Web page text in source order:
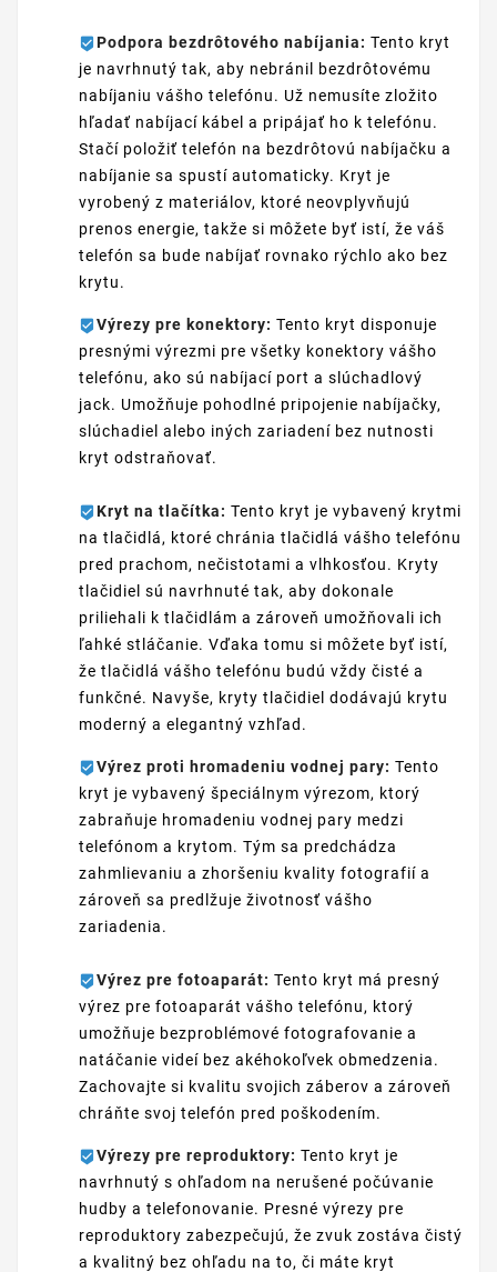
Podpora bezdrôtového nabíjania: Tento kryt
je navrhnutý tak, aby nebránil bezdrôtovému
nabíjaniu vášho telefónu. Už nemusíte zložito
hľadať nabíjací kábel a pripájať ho k telefónu.
Stačí položiť telefón na bezdrôtovú nabíjačku a
nabíjanie sa spustí automaticky. Kryt je
vyrobený z materiálov, ktoré neovplyvňujú
prenos energie, takže si môžete byť istí, že váš
telefón sa bude nabíjať rovnako rýchlo ako bez
krytu.
Výrezy pre konektory: Tento kryt disponuje
presnými výrezmi pre všetky konektory vášho
telefónu, ako sú nabíjací port a slúchadlový
jack. Umožňuje pohodlné pripojenie nabíjačky,
slúchadiel alebo iných zariadení bez nutnosti
kryt odstraňovať.
Kryt na tlačítka: Tento kryt je vybavený krytmi
na tlačidlá, ktoré chránia tlačidlá vášho telefónu
pred prachom, nečistotami a vlhkosťou. Kryty
tlačidiel sú navrhnuté tak, aby dokonale
priliehali k tlačidlám a zároveň umožňovali ich
ľahké stláčanie. Vďaka tomu si môžete byť istí,
že tlačidlá vášho telefónu budú vždy čisté a
funkčné. Navyše, kryty tlačidiel dodávajú krytu
moderný a elegantný vzhľad.
Výrez proti hromadeniu vodnej pary: Tento
kryt je vybavený špeciálnym výrezom, ktorý
zabraňuje hromadeniu vodnej pary medzi
telefónom a krytom. Tým sa predchádza
zahmlievaniu a zhoršeniu kvality fotografií a
zároveň sa predlžuje životnosť vášho
zariadenia.
Výrez pre fotoaparát: Tento kryt má presný
výrez pre fotoaparát vášho telefónu, ktorý
umožňuje bezproblémové fotografovanie a
natáčanie videí bez akéhokoľvek obmedzenia.
Zachovajte si kvalitu svojich záberov a zároveň
chráňte svoj telefón pred poškodením.
Výrezy pre reproduktory: Tento kryt je
navrhnutý s ohľadom na nerušené počúvanie
hudby a telefonovanie. Presné výrezy pre
reproduktory zabezpečujú, že zvuk zostáva čistý
a kvalitný bez ohľadu na to, či máte kryt